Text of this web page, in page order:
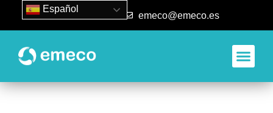
93 840 50 80 emeco@emeco.es
Español